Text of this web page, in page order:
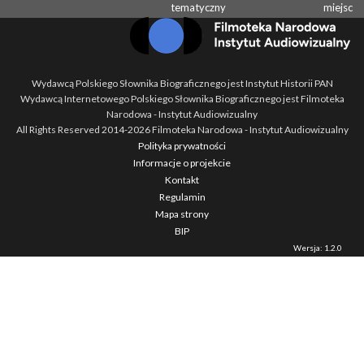
tematyczny
miejsc
Wydawcą Polskiego Słownika Biograficznego jest Instytut Historii PAN
Wydawcą Internetowego Polskiego Słownika Biograficznego jest Filmoteka
Narodowa - Instytut Audiowizualny
All Rights Reserved 2014-2026Filmoteka Narodowa - Instytut Audiowizualny
Polityka prywatności
Informacje o projekcie
Kontakt
Regulamin
Mapa strony
BIP
Wersja: 1.2.0